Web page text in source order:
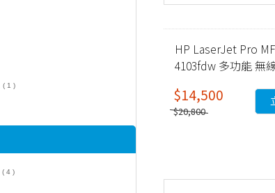
( 1 )
( 4 )
HP LaserJet Pro
4103fdw 多功能 無
$14,500
$20,800